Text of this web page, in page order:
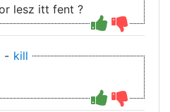
lesz itt fent ?
- kill